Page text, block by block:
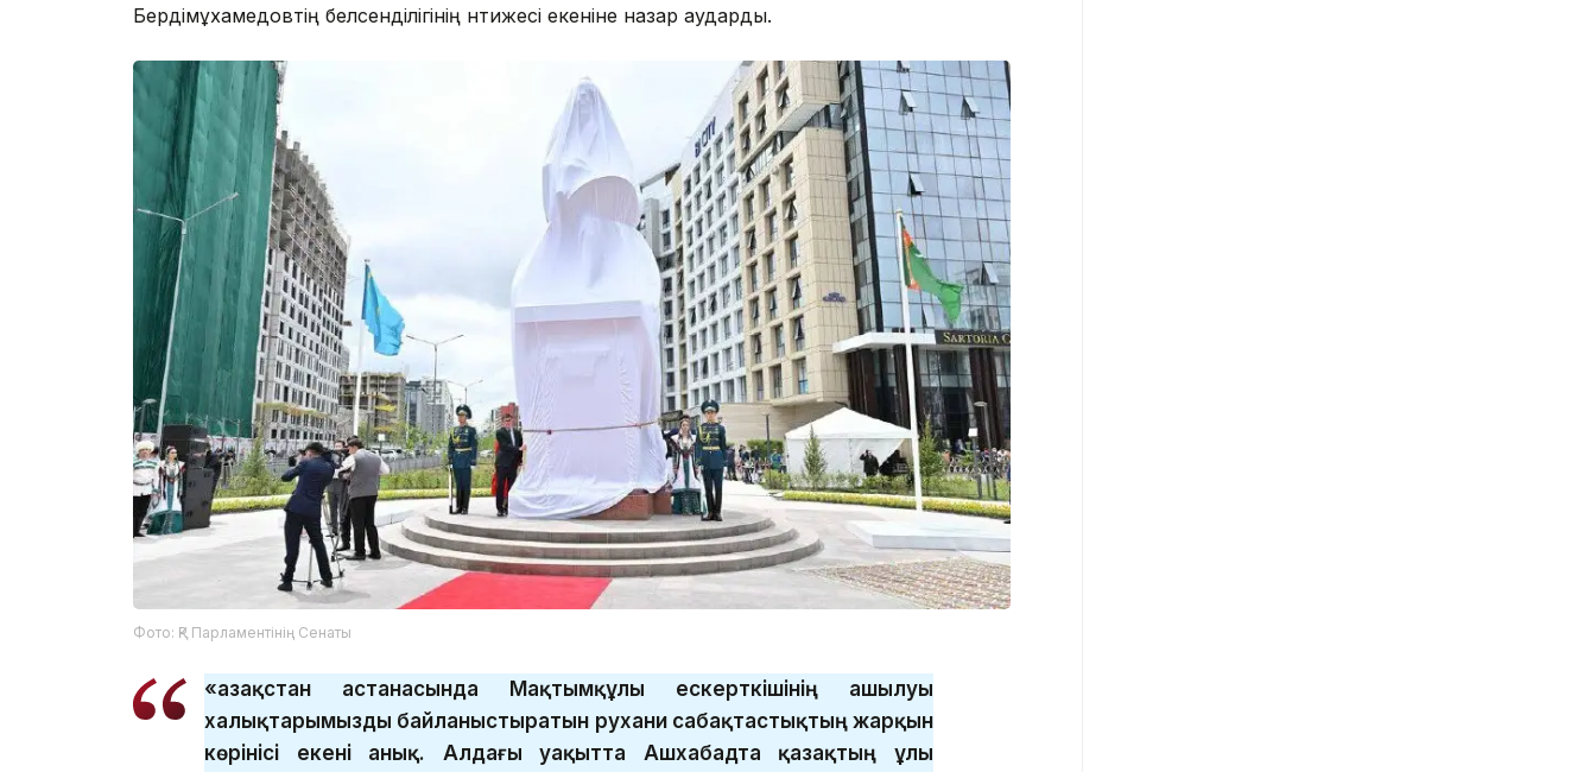
Бердімұхамедовтің белсенділігінің нәтижесі екеніне назар аударды.
Фото: ҚР Парламентінің Сенаты
«Қазақстан астанасында Мақтымқұлы ескерткішінің ашылуы
халықтарымызды байланыстыратын рухани сабақтастықтың жарқын
көрінісі екені анық. Алдағы уақытта Ашхабадта қазақтың ұлы